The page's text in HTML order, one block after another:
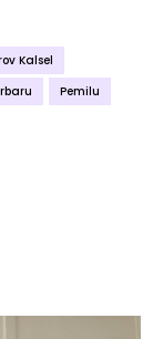
Kalsel
Pemilu